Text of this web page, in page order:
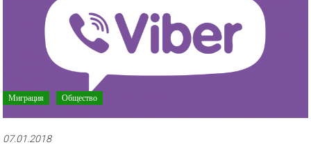
рекламные
презентации.
Миграция Общество
07.01.2018